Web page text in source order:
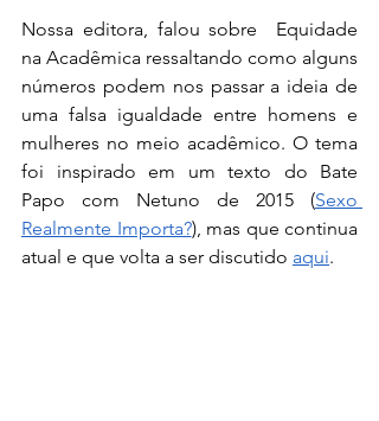
Nossa editora, falou sobre  Equidade
na Acadêmica ressaltando como alguns
números podem nos passar a ideia de
uma falsa igualdade entre homens e
mulheres no meio acadêmico. O tema
foi inspirado em um texto do Bate
Papo com Netuno de 2015 (Sexo
Realmente Importa?), mas que continua
atual e que volta a ser discutido aqui.